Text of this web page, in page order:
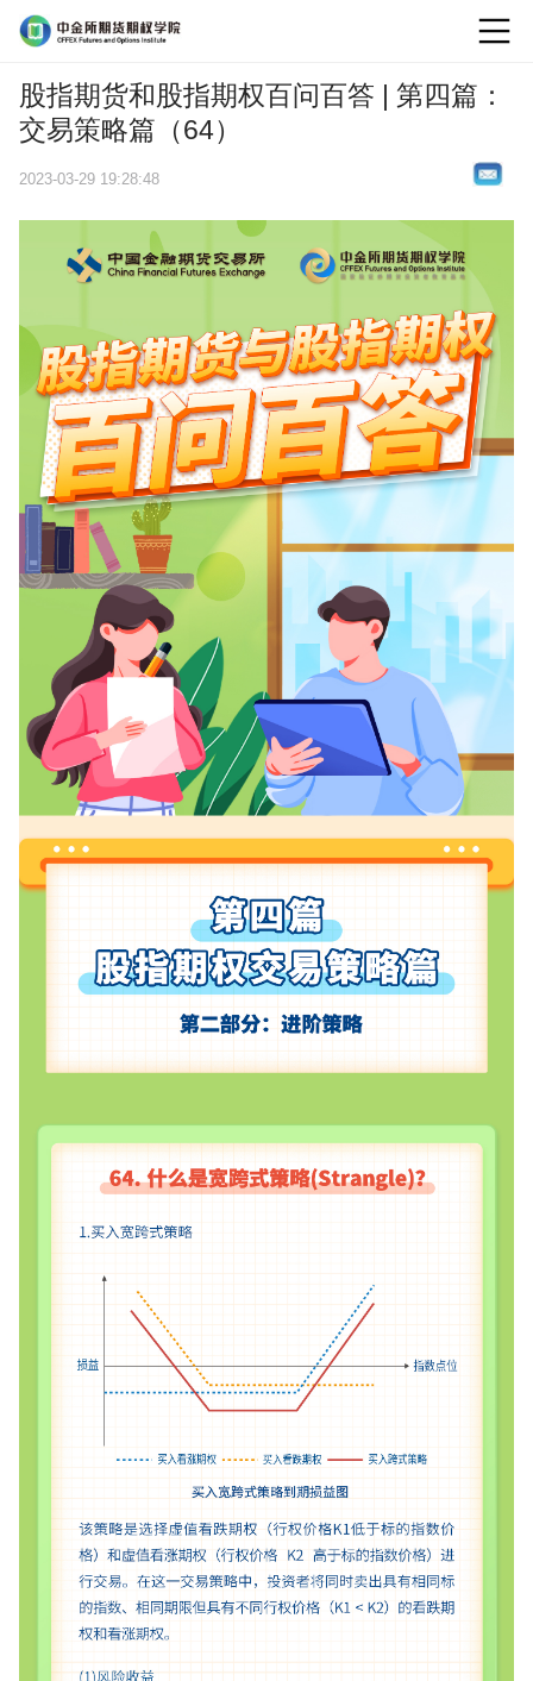
股指期货和股指期权百问百答 | 第四篇：
交易策略篇（64）
2023-03-29 19:28:48